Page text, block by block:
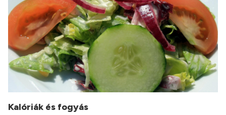
Kalóriák és fogyás